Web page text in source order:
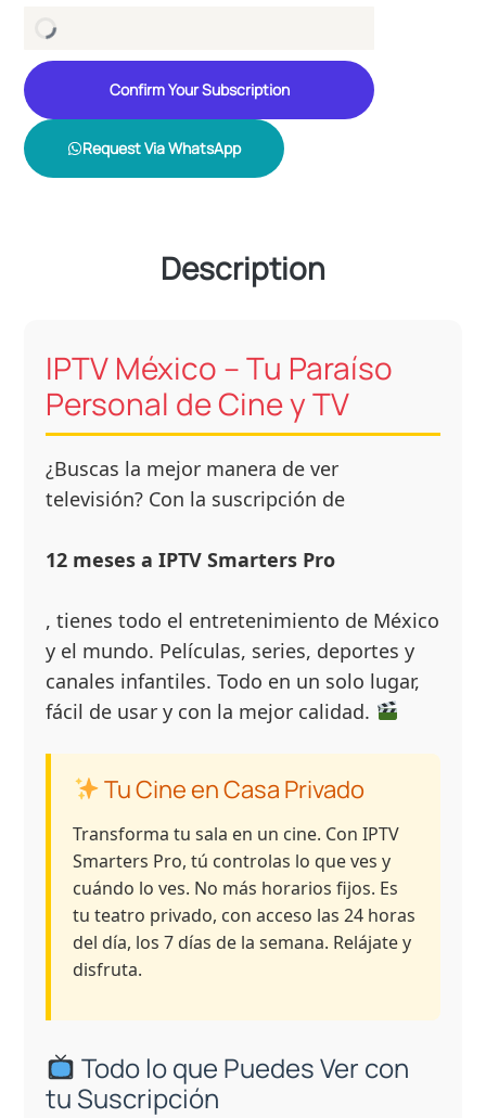
Confirm Your Subscription
Request Via WhatsApp
Description
IPTV México – Tu Paraíso
Personal de Cine y TV
¿Buscas la mejor manera de ver
televisión? Con la suscripción de
12 meses a IPTV Smarters Pro
, tienes todo el entretenimiento de México
y el mundo. Películas, series, deportes y
canales infantiles. Todo en un solo lugar,
fácil de usar y con la mejor calidad.
Tu Cine en Casa Privado
Transforma tu sala en un cine. Con IPTV
Smarters Pro, tú controlas lo que ves y
cuándo lo ves. No más horarios fijos. Es
tu teatro privado, con acceso las 24 horas
del día, los 7 días de la semana. Relájate y
disfruta.
Todo lo que Puedes Ver con
tu Suscripción